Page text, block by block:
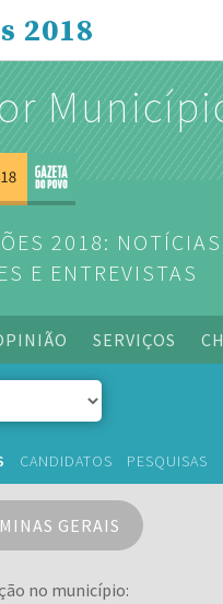
2018
2018:
E ENTREVISTAS
SERVIÇOS
CANDIDATOS PESQUISAS
GERAIS
no município: